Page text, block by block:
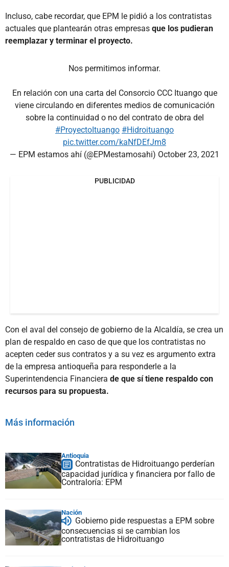
Incluso, cabe recordar, que EPM le pidió a los contratistas
actuales que plantearán otras empresas que los pudieran
reemplazar y terminar el proyecto.
Nos permitimos informar.
En relación con una carta del Consorcio CCC Ituango que
viene circulando en diferentes medios de comunicación
sobre la continuidad o no del contrato de obra del
#ProyectoItuango #Hidroituango
pic.twitter.com/kaNfDEfJm8
— EPM estamos ahí (@EPMestamosahi) October 23, 2021
PUBLICIDAD
Con el aval del consejo de gobierno de la Alcaldía, se crea un
plan de respaldo en caso de que que los contratistas no
acepten ceder sus contratos y a su vez es argumento extra
de la empresa antioqueña para responderle a la
Superintendencia Financiera de que sí tiene respaldo con
recursos para su propuesta.
Más información
Antioquia
Contratistas de Hidroituango perderían
capacidad jurídica y financiera por fallo de
Contraloría: EPM
Nación
Gobierno pide respuestas a EPM sobre
consecuencias si se cambian los
contratistas de Hidroituango